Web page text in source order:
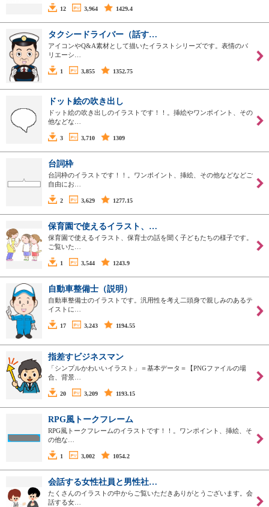
12 3,964 1429.4
タクシードライバー（話す…
アイコンやQ&A素材として描いたイラストシリーズです。表情のバ
リエーシ…
1 3,855 1352.75
ドット絵の吹き出し
ドット絵の吹き出しのイラストです！！。挿絵やワンポイント、その
他などな…
3 3,710 1309
台詞枠
台詞枠のイラストです！！。ワンポイント、挿絵、その他などなどご
自由にお…
2 3,629 1277.15
保育園で使えるイラスト、…
保育園で使えるイラスト、保育士の話を聞く子どもたちの様子です。
ご覧いた…
1 3,544 1243.9
自動車整備士（説明）
自動車整備士のイラストです。汎用性を考え二頭身で親しみのあるテ
イストに…
17 3,243 1194.55
指差すビジネスマン
「シンプルかわいいイラスト」＝基本データ＝【PNGファイルの場
合、背景…
20 3,209 1193.15
RPG風トークフレーム
RPG風トークフレームのイラストです！！。ワンポイント、挿絵、そ
の他な…
1 3,002 1054.2
会話する女性社員と男性社…
たくさんのイラストの中からご覧いただきありがとうございます。会
話する女…